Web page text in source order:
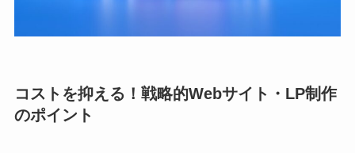
コストを抑える！戦略的Webサイト・LP制作
のポイント